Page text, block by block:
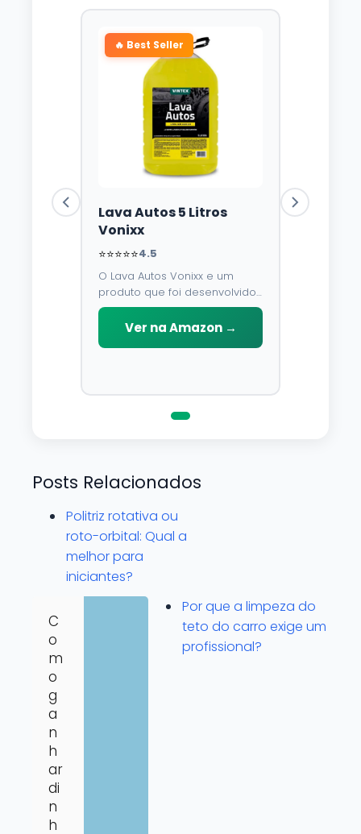
🔥 Best Seller
Lava Autos 5 Litros
Vonixx
⭐⭐⭐⭐⭐4.5
O Lava Autos Vonixx e um
produto que foi desenvolvido
para limpar, proteger e
conservar a lataria do veiculo.
Por possuir pH neutro, pode
Ver na Amazon →
Posts Relacionados
Politriz rotativa ou
roto-orbital: Qual a
melhor para
iniciantes?
Por que a limpeza do
teto do carro exige um
profissional?
C
o
m
o
g
a
n
h
ar
di
n
h